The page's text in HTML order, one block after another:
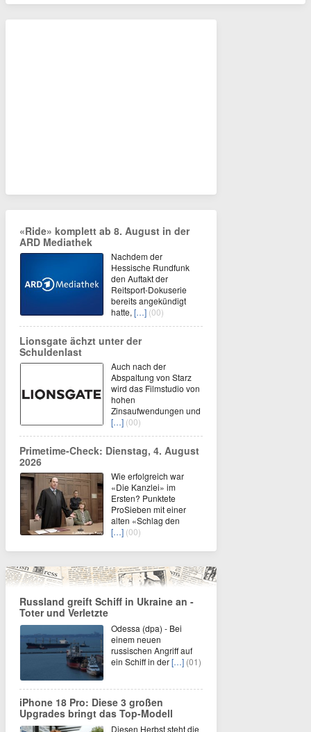
«Ride» komplett ab 8. August in der
ARD Mediathek
Nachdem der
Hessische Rundfunk
den Auftakt der
Reitsport-Dokuserie
bereits angekündigt
hatte, […] (00)
Lionsgate ächzt unter der
Schuldenlast
Auch nach der
Abspaltung von Starz
wird das Filmstudio von
hohen
Zinsaufwendungen und
[…] (00)
Primetime-Check: Dienstag, 4. August
2026
Wie erfolgreich war
«Die Kanzlei» im
Ersten? Punktete
ProSieben mit einer
alten «Schlag den
[…] (00)
Russland greift Schiff in Ukraine an -
Toter und Verletzte
Odessa (dpa) - Bei
einem neuen
russischen Angriff auf
ein Schiff in der[…] (01)
iPhone 18 Pro: Diese 3 großen
Upgrades bringt das Top-Modell
Diesen Herbst steht die